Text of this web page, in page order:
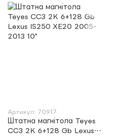
Артикул: 70917
Штатна магнітола Teyes
CC3 2K 6+128 Gb Lexus